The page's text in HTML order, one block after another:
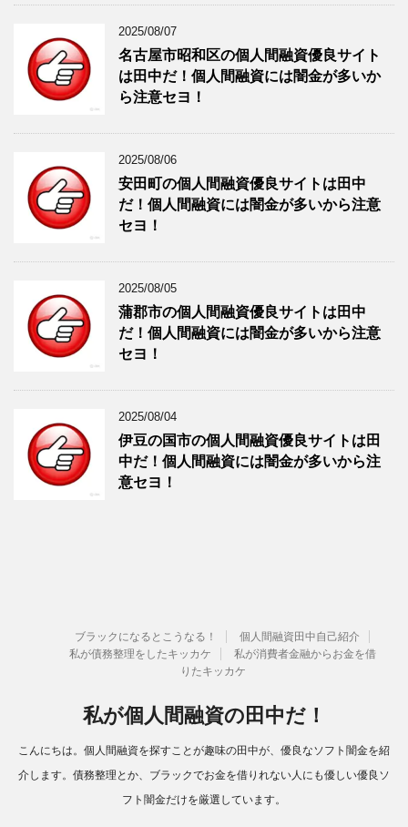
2025/08/07
名古屋市昭和区の個人間融資優良サイト
は田中だ！個人間融資には闇金が多いか
ら注意セヨ！
2025/08/06
安田町の個人間融資優良サイトは田中
だ！個人間融資には闇金が多いから注意
セヨ！
2025/08/05
蒲郡市の個人間融資優良サイトは田中
だ！個人間融資には闇金が多いから注意
セヨ！
2025/08/04
伊豆の国市の個人間融資優良サイトは田
中だ！個人間融資には闇金が多いから注
意セヨ！
ブラックになるとこうなる！
個人間融資田中自己紹介
私が債務整理をしたキッカケ
私が消費者金融からお金を借
りたキッカケ
私が個人間融資の田中だ！
こんにちは。個人間融資を探すことが趣味の田中が、優良なソフト闇金を紹
介します。債務整理とか、ブラックでお金を借りれない人にも優しい優良ソ
フト闇金だけを厳選しています。